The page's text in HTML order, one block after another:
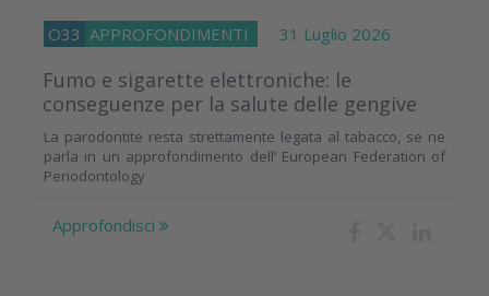
O33 APPROFONDIMENTI 31 Luglio 2026
Fumo e sigarette elettroniche: le
conseguenze per la salute delle gengive
La parodontite resta strettamente legata al tabacco, se ne
parla in un approfondimento dell’ European Federation of
Periodontology
Approfondisci